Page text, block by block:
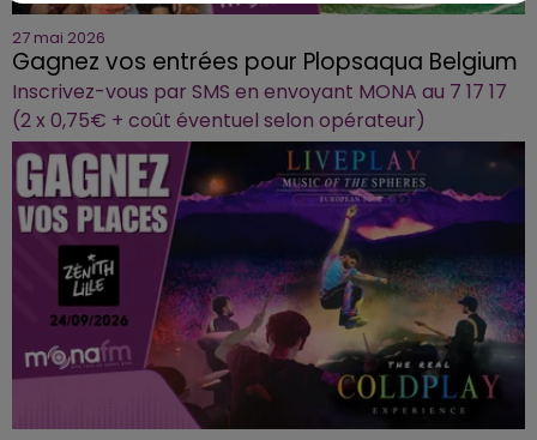
27 mai 2026
Gagnez vos entrées pour Plopsaqua Belgium
Inscrivez-vous par SMS en envoyant MONA au 7 17 17
(2 x 0,75€ + coût éventuel selon opérateur)